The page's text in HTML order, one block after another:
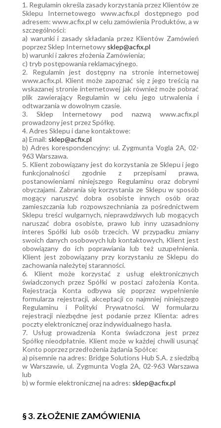
1. Regulamin określa zasady korzystania przez Klientów ze
Sklepu Internetowego www.acfix.pl dostępnego pod
adresem: www.acfix.pl w celu zamówienia Produktów, a w
szczególności:
a) warunki i zasady składania przez Klientów Zamówień
poprzez Sklep Internetowy sklep@acfix.pl
b) warunki i zakres złożenia Zamówienia;
c) tryb postępowania reklamacyjnego.
2. Regulamin jest dostępny na stronie internetowej
www.acfix.pl. Klient może zapoznać się z jego treścią na
wskazanej stronie internetowej jak również może pobrać
plik zawierający Regulamin w celu jego utrwalenia i
odtwarzania w dowolnym czasie.
3. Sklep Internetowy pod nazwą www.acfix.pl
prowadzony jest przez Spółkę.
4. Adres Sklepu i dane kontaktowe:
a) Email: sklep@acfix.pl
b) Adres korespondencyjny: ul. Zygmunta Vogla 2A, 02-
963 Warszawa.
5. Klient zobowiązany jest do korzystania ze Sklepu i jego
funkcjonalności zgodnie z przepisami prawa,
postanowieniami niniejszego Regulaminu oraz dobrymi
obyczajami. Zabrania się korzystania ze Sklepu w sposób
mogący naruszyć dobra osobiste innych osób oraz
zamieszczania lub rozpowszechniania za pośrednictwem
Sklepu treści wulgarnych, nieprawdziwych lub mogących
naruszać dobra osobiste, prawo lub inny uzasadniony
interes Spółki lub osób trzecich. W przypadku zmiany
swoich danych osobowych lub kontaktowych, Klient jest
obowiązany do ich poprawiania lub też uzupełnienia.
Klient jest zobowiązany przy korzystaniu ze Sklepu do
zachowania należytej staranności.
6. Klient może korzystać z usług elektronicznych
świadczonych przez Spółki w postaci założenia Konta.
Rejestracja Konta odbywa się poprzez wypełnienie
formularza rejestracji, akceptacji co najmniej niniejszego
Regulaminu i Polityki Prywatności. W formularzu
rejestracji niezbędne jest podanie przez Klienta: adres
poczty elektronicznej oraz indywidualnego hasła.
7. Usług prowadzenia Konta świadczona jest przez
Spółkę nieodpłatnie. Klient może w każdej chwili usunąć
Konto poprzez przedłożenia żądania Spółce:
a) pisemnie na adres: Bridge Solutions Hub S.A. z siedzibą
w Warszawie, ul. Zygmunta Vogla 2A, 02-963 Warszawa
lub
b) w formie elektronicznej na adres: sklep@acfix.pl
§ 3. ZŁOŻENIE ZAMÓWIENIA